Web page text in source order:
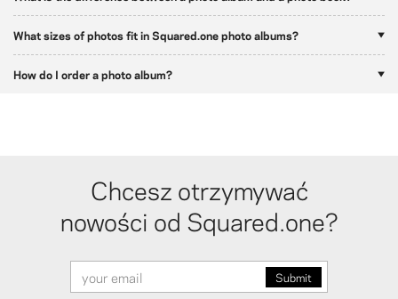
What sizes of photos fit in Squared.one photo albums?
How do I order a photo album?
Chcesz otrzymywać
nowości od Squared.one?